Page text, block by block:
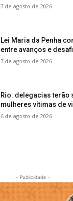
7 de agosto de 2026
Lei Maria da Penha
entre avanços e
7 de agosto de 2026
Rio: delegacias terão
mulheres vítimas de
6 de agosto de 2026
- Publicidade -